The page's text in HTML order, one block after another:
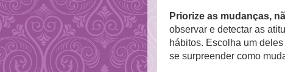
Priorize as mudanças,
observar e detectar as
hábitos. Escolha um
se surpreender como